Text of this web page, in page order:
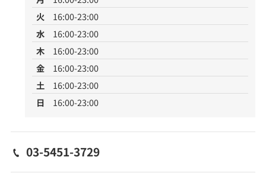
火
16:00-23:00
水
16:00-23:00
木
16:00-23:00
金
16:00-23:00
土
16:00-23:00
日
16:00-23:00
03-5451-3729